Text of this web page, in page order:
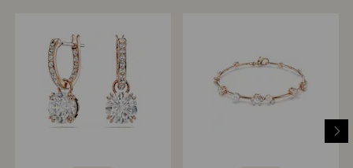
Rücksendung bearbeitet wurde. Die Erstattung des
Kaufpreises hängt von den Richtlinien Ihres
Finanzinstituts ab. Sie kann bis zu 3–7 Werktage
dauern und erfolgt über die Zahlungsmethode, die Sie
auch für Ihre Bestellung verwendet haben. Insgesamt
kann der Rücksende- und Erstattungsprozess bis zu
3–4 Wochen ab dem Versanddatum in Anspruch